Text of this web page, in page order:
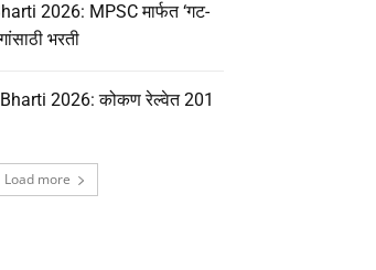
2026: MPSC मार्फत ‘गट-
भरती
2026: कोकण रेल्वेत 201
Load more